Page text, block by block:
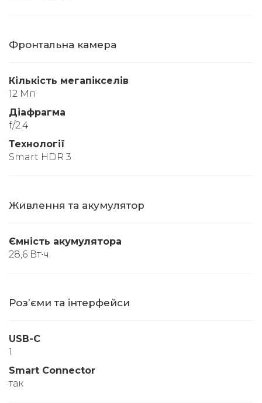
Фронтальна камера
Кількість мегапікселів
12 Мп
Діафрагма
f/2.4
Технології
Smart HDR 3
Живлення та акумулятор
Ємність акумулятора
28,6 Вт∙ч
Розʼєми та інтерфейси
USB-C
1
Smart Connector
так